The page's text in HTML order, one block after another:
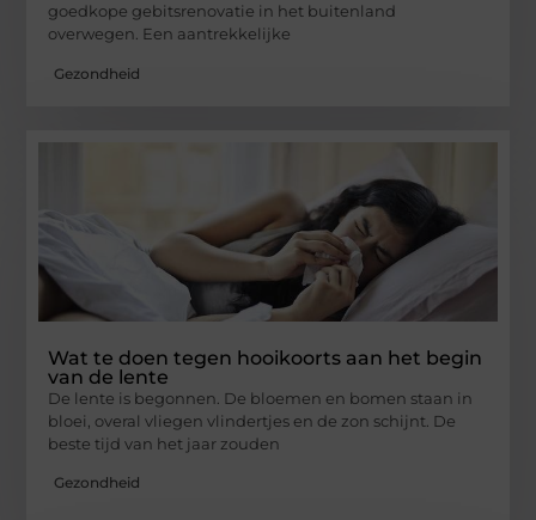
goedkope gebitsrenovatie in het buitenland
overwegen. Een aantrekkelijke
Gezondheid
Wat te doen tegen hooikoorts aan het begin
van de lente
De lente is begonnen. De bloemen en bomen staan in
bloei, overal vliegen vlindertjes en de zon schijnt. De
beste tijd van het jaar zouden
Gezondheid